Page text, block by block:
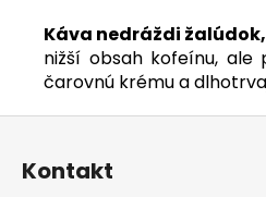
Káva nedráždi
nižší obsah kofeínu, ale
čarovnú krému a
Z
Kontakt